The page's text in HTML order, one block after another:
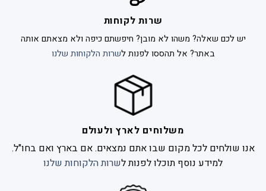
שרות לקוחות
יש לכם שאלה? משהו לא מובן? חיפשתם כיפה ולא מצאתם אותה
באתר? אל תהססו לפנות לשרות הלקוחות שלנו
משלוחים לארץ ולעולם
אנו שולחים לכל מקום שבו אתם נמצאים. אם בארץ ואם בחו"ל.
למידע נוסף תוכלו לפנות לשרות הלקוחות שלנו